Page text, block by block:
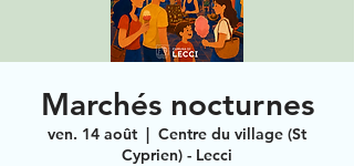
Marchés nocturnes
ven. 14 août
  |
Centre du village (St
Cyprien) - Lecci